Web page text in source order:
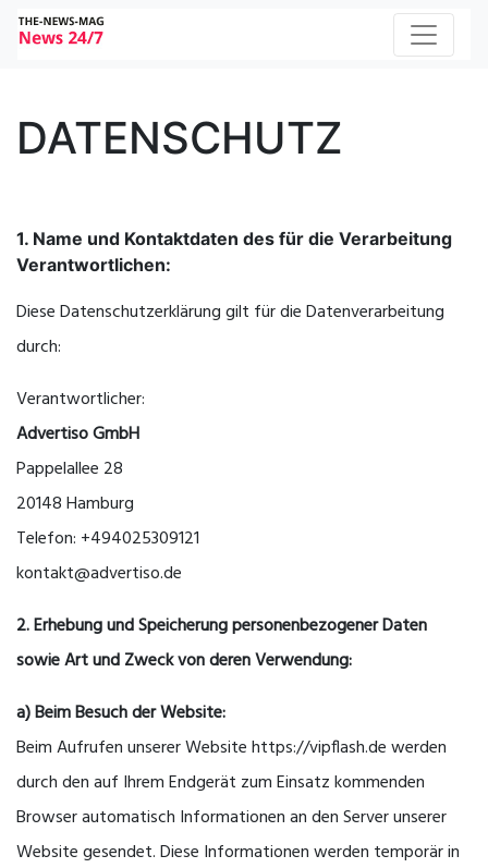
DATENSCHUTZ
1. Name und Kontaktdaten des für die Verarbeitung
Verantwortlichen:
Diese Datenschutzerklärung gilt für die Datenverarbeitung
durch:
Verantwortlicher:
Advertiso GmbH
Pappelallee 28
20148 Hamburg
Telefon: +494025309121
kontakt@advertiso.de
2. Erhebung und Speicherung personenbezogener Daten
sowie Art und Zweck von deren Verwendung:
a) Beim Besuch der Website:
Beim Aufrufen unserer Website https://vipflash.de werden
durch den auf Ihrem Endgerät zum Einsatz kommenden
Browser automatisch Informationen an den Server unserer
Website gesendet. Diese Informationen werden temporär in